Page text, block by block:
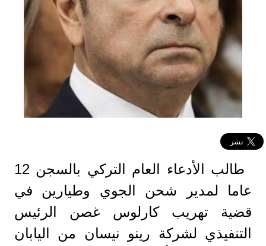
طالب الأدعاء العام التركي بالسجن 12
عاما لمدير شحن الجوي وطيارين في
قضية تهريب كارلوس غصن الرئيس
التنفيذي لشركة رينو نيسان من اليابان